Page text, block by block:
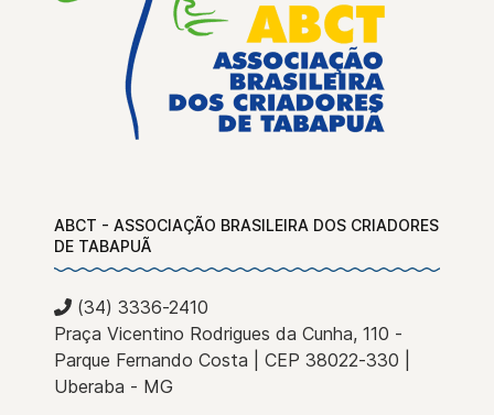
ABCT - ASSOCIAÇÃO BRASILEIRA DOS CRIADORES
DE TABAPUÃ
(34) 3336-2410
Praça Vicentino Rodrigues da Cunha, 110 -
Parque Fernando Costa | CEP 38022-330 |
Uberaba - MG